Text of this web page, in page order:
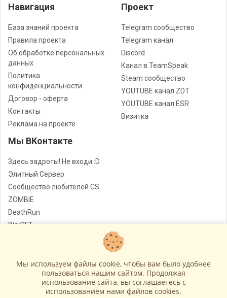
Навигация
База знаний проекта
Правила проекта
Об обработке персональных
данных
Политика
конфиденциальности
Договор - оферта
Контакты
Реклама на проекте
Проект
Telegram сообщество
Telegram канал
Discord
Канал в TeamSpeak
Steam сообщество
YOUTUBE канал ZDT
YOUTUBE канал ESR
Визитка
Мы ВКонтакте
Здесь задроты! Не входи :D
Элитный Сервер
Сообщество любителей CS
ZOMBIE
DeathRun
War3FT
Лучшие сервера Counter - Strike © Все права защищены
Работает наGameCMS
Мы используем файлы cookie, чтобы вам было удобнее
пользоваться нашим сайтом. Продолжая
использование сайта, вы соглашаетесь c
использованием нами файлов cookies.